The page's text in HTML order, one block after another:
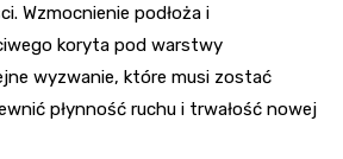
Wzmocnienie podłoża i
koryta pod warstwy
wyzwanie, które musi zostać
płynność ruchu i trwałość nowej